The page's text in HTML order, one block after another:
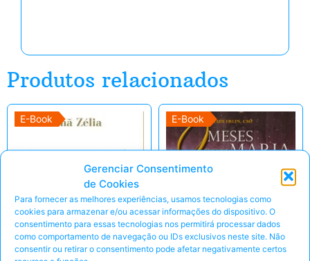
Gerenciar Consentimento
de Cookies
Para fornecer as melhores experiências, usamos tecnologias como
cookies para armazenar e/ou acessar informações do dispositivo. O
consentimento para essas tecnologias nos permitirá processar dados
como comportamento de navegação ou IDs exclusivos neste site. Não
consentir ou retirar o consentimento pode afetar negativamente certos
Produtos relacionados
E-Book E-Book